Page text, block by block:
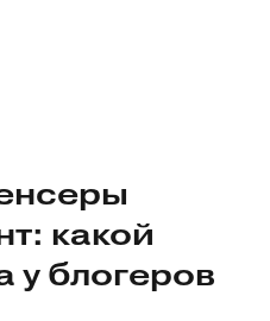
какой
у блогеров